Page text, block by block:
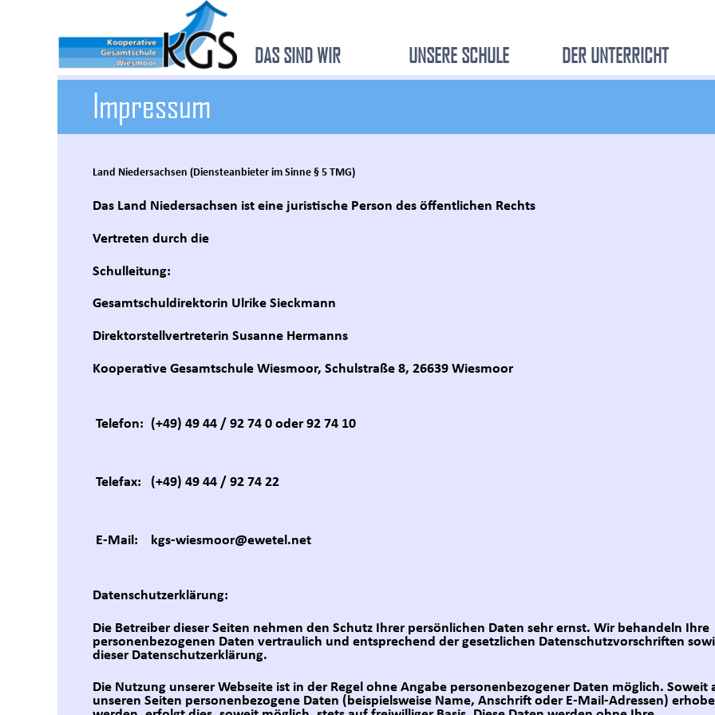
DAS SIND WIR UNSERE SCHULE DER UNTERRICHT
Impressum
Land Niedersachsen (Diensteanbieter im Sinne § 5 TMG)
Das Land Niedersachsen ist eine juristische Person des öffentlichen Rechts
Vertreten durch die
Schulleitung:
Gesamtschuldirektorin Ulrike Sieckmann
Direktorstellvertreterin Susanne Hermanns
Kooperative Gesamtschule Wiesmoor, Schulstraße 8, 26639 Wiesmoor
Telefon: (+49) 49 44 / 92 74 0 oder 92 74 10
Telefax: (+49) 49 44 / 92 74 22
E-Mail: kgs-wiesmoor@ewetel.net
Datenschutzerklärung:
Die Betreiber dieser Seiten nehmen den Schutz Ihrer persönlichen Daten sehr ernst. Wir behandeln Ihre
personenbezogenen Daten vertraulich und entsprechend der gesetzlichen Datenschutzvorschriften
dieser Datenschutzerklärung.
Die Nutzung unserer Webseite ist in der Regel ohne Angabe personenbezogener Daten möglich. Soweit
unseren Seiten personenbezogene Daten (beispielsweise Name, Anschrift oder E-Mail-Adressen)